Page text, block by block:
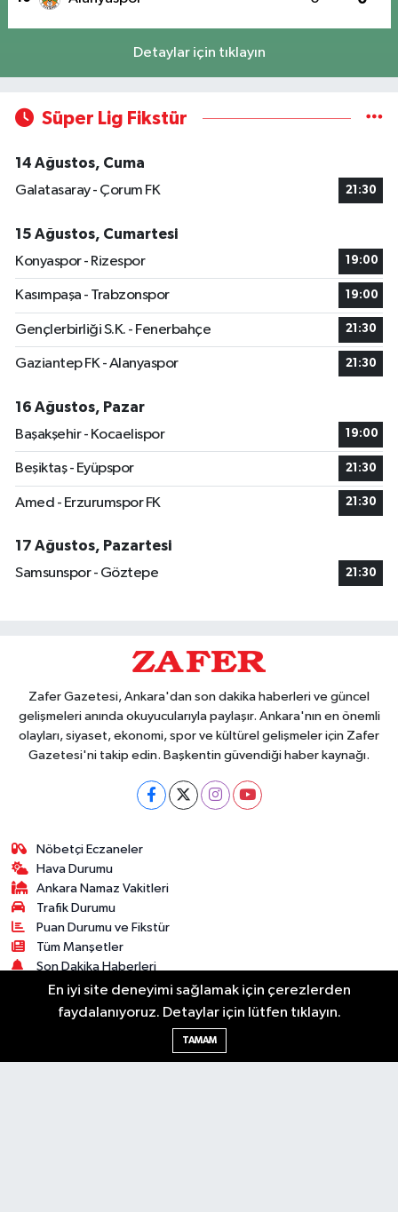
Detaylar için tıklayın
Süper Lig Fikstür
14 Ağustos, Cuma
Galatasaray - Çorum FK
21:30
15 Ağustos, Cumartesi
Konyaspor - Rizespor
19:00
Kasımpaşa - Trabzonspor 19:00
Gençlerbirliği S.K. - Fenerbahçe 21:30
Gaziantep FK - Alanyaspor 21:30
16 Ağustos, Pazar
Başakşehir - Kocaelispor
19:00
Beşiktaş - Eyüpspor 21:30
Amed - Erzurumspor FK 21:30
17 Ağustos, Pazartesi
Samsunspor - Göztepe
21:30
Zafer Gazetesi, Ankara'dan son dakika haberleri ve güncel
gelişmeleri anında okuyucularıyla paylaşır. Ankara'nın en önemli
olayları, siyaset, ekonomi, spor ve kültürel gelişmeler için Zafer
Gazetesi'ni takip edin. Başkentin güvendiği haber kaynağı.
Nöbetçi Eczaneler
Hava Durumu
Ankara Namaz Vakitleri
Trafik Durumu
Puan Durumu ve Fikstür
Tüm Manşetler
Son Dakika Haberleri
Haber Arşivi
Künye
Bilim & Teknoloji
En iyi site deneyimi sağlamak için çerezlerden
faydalanıyoruz. Detaylar için lütfen tıklayın.
TAMAM